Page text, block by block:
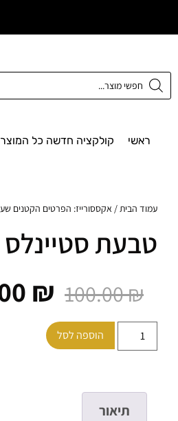
ראשי קולקציה חדשה כל
עמוד הבית/ אקססורייז: הפרטים הקטנים
טבעת
100.00₪
₪
הוספה לסל
תיאור